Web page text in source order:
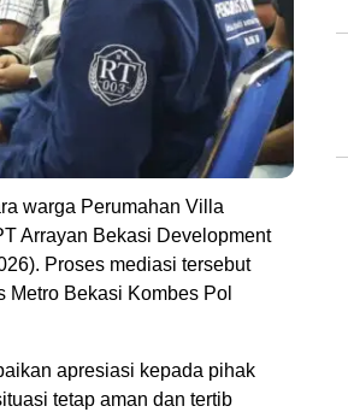
warga Perumahan Villa
Arrayan Bekasi Development
Proses mediasi tersebut
Bekasi Kombes Pol
apresiasi kepada pihak
tetap aman dan tertib